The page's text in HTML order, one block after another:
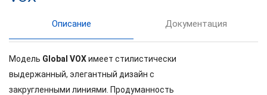
Описание Документация
Модель Global VOXимеет стилистически
выдержанный, элегантный дизайн с
закругленными линиями. Продуманность